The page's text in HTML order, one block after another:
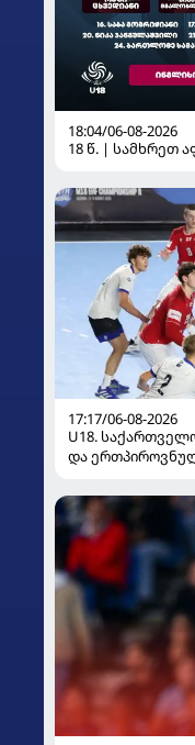
18:04/06-08-2026
18 წ. | სამხრეთ
17:17/06-08-2026
U18.
და